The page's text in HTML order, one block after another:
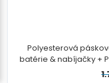
Polyesterová
batérie & nabíjačky +